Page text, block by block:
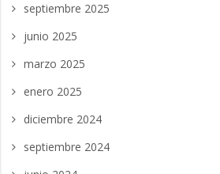
septiembre 2025
junio 2025
marzo 2025
enero 2025
diciembre 2024
septiembre 2024